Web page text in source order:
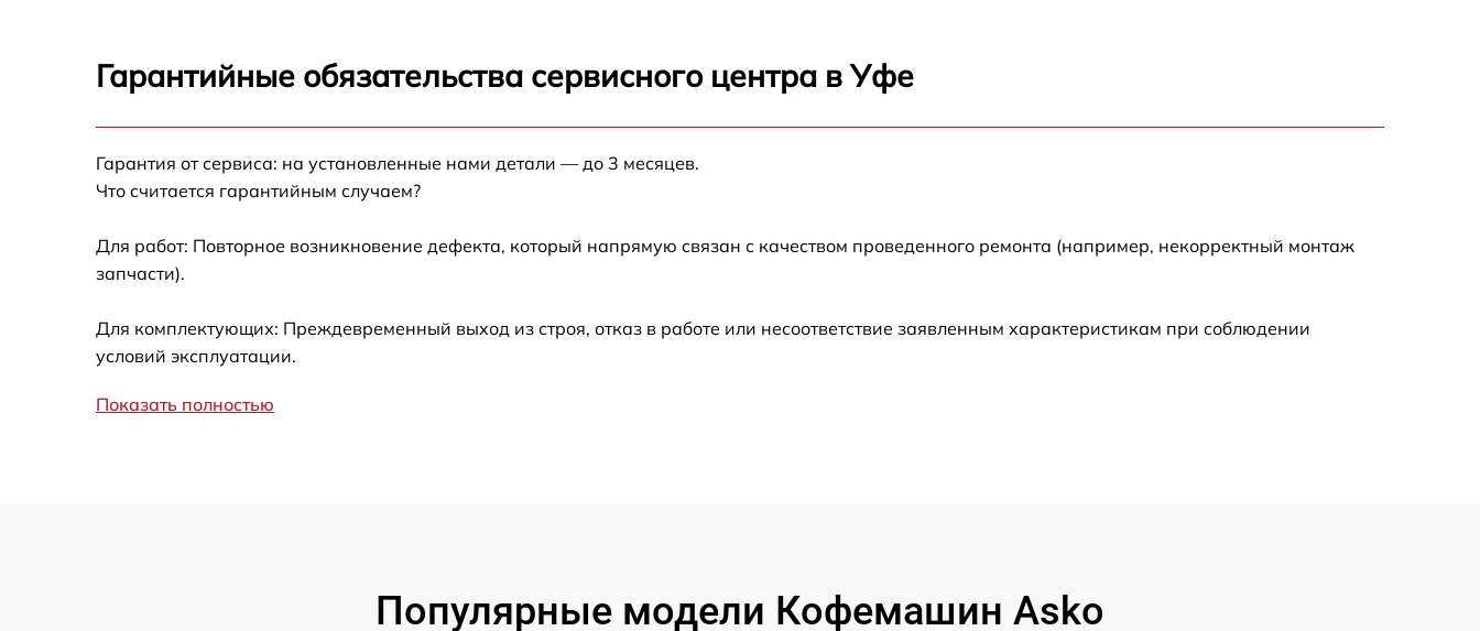
Замена жерновов кофемолки Asko CM8477B
Замена датчиков Asko CM8477B
Комплексная чистка Asko CM8477B
от 50 мин
Гарантийные обязательства сервисного центра в Уфе
Гарантия от сервиса: на установленные нами детали — до 3 месяцев.
Что считается гарантийным случаем?
Для работ: Повторное возникновение дефекта, который напрямую связан с качеством проведенного ремонта (например, некорректный монтаж
запчасти).
Для комплектующих: Преждевременный выход из строя, отказ в работе или несоответствие заявленным характеристикам при соблюдении
условий эксплуатации.
Показать полностью
Популярные модели Кофемашин Asko